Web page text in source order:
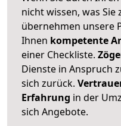
nicht wissen, was
übernehmen unsere
Ihnen kompetente
einer Checkliste.
Dienste in Anspruch
sich zurück.
Erfahrung in der
sich Angebote.